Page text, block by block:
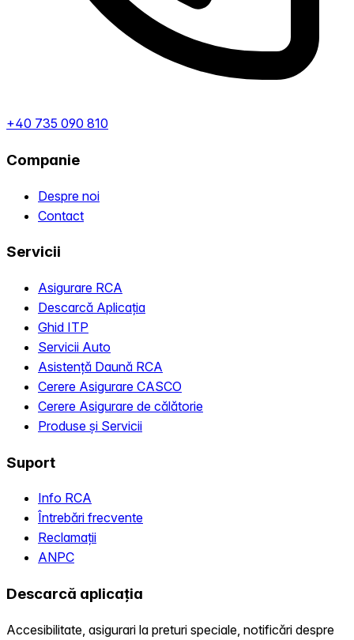
+40 735 090 810
Companie
Despre noi
Contact
Servicii
Asigurare RCA
Descarcă Aplicația
Ghid ITP
Servicii Auto
Asistență Daună RCA
Cerere Asigurare CASCO
Cerere Asigurare de călătorie
Produse și Servicii
Suport
Info RCA
Întrebări frecvente
Reclamații
ANPC
Descarcă aplicația
Accesibilitate, asigurari la preturi speciale, notificări despre